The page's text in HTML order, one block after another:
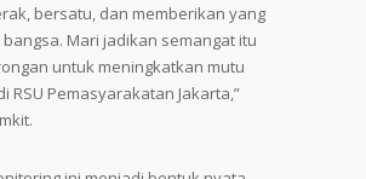
bersatu, dan memberikan yang
Mari jadikan semangat itu
untuk meningkatkan mutu
RSU Pemasyarakatan Jakarta,”